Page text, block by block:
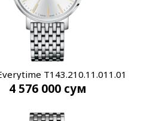
T143.210.11.011.01
4 576 000 сум